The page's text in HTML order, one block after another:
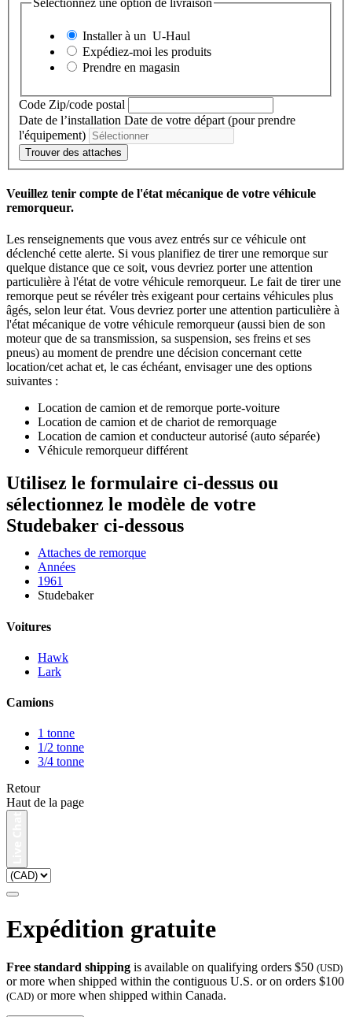
Sélectionnez une option de livraison
Installer à un U-Haul
Expédiez-moi les produits
Prendre en magasin
Code Zip/code postal
Date de l’installation Date de votre départ (pour prendre
l'équipement)
Trouver des attaches
Veuillez tenir compte de l'état mécanique de votre véhicule
remorqueur.
Les renseignements que vous avez entrés sur ce véhicule ont
déclenché cette alerte. Si vous planifiez de tirer une remorque sur
quelque distance que ce soit, vous devriez porter une attention
particulière à l'état de votre véhicule remorqueur. Le fait de tirer une
remorque peut se révéler très exigeant pour certains véhicules plus
âgés, selon leur état. Vous devriez porter une attention particulière à
l'état mécanique de votre véhicule remorqueur (aussi bien de son
moteur que de sa transmission, sa suspension, ses freins et ses
pneus) au moment de prendre une décision concernant cette
location/cet achat et, le cas échéant, envisager une des options
suivantes :
Location de camion et de remorque porte-voiture
Location de camion et de chariot de remorquage
Location de camion et conducteur autorisé (auto séparée)
Véhicule remorqueur différent
Utilisez le formulaire ci-dessus ou
sélectionnez le modèle de votre
Studebaker ci-dessous
Attaches de remorque
Années
1961
Studebaker
Voitures
Hawk
Lark
Camions
1 tonne
1/2 tonne
3/4 tonne
Retour
Haut de la page
Expédition gratuite
Free standard shipping is available on qualifying orders $50 (USD)
or more when shipped within the contiguous U.S. or on orders $100
(CAD) or more when shipped within Canada.